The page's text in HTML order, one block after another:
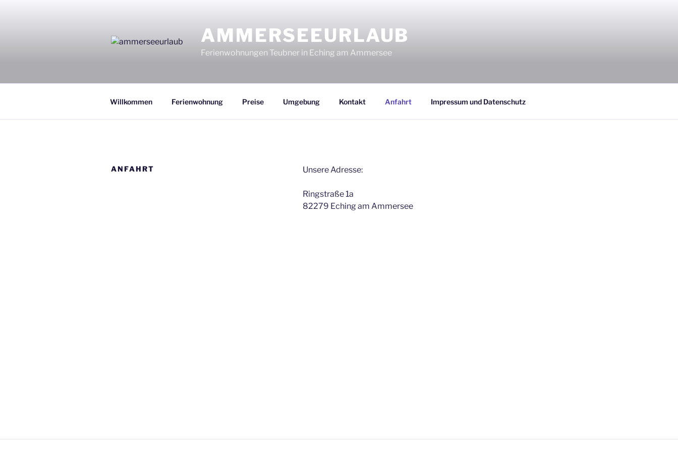
AMMERSEEURLAUB
Ferienwohnungen Teubner in Eching am Ammersee
Willkommen Ferienwohnung Preise Umgebung Kontakt Anfahrt Impressum und Datenschutz
ANFAHRT Unsere Adresse:
Ringstraße 1a
82279 Eching am Ammersee